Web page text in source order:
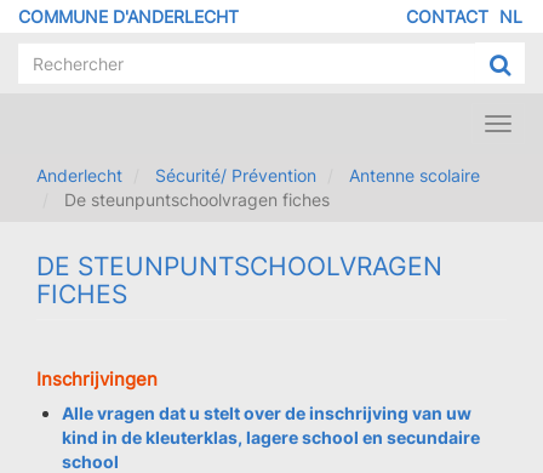
Aller
contenu
COMMUNE D'ANDERLECHT NL
DE
CONTACT
Anderlecht
Sécurité/ Prévention
Antenne scolaire
De steunpuntschoolvragen fiches
DE STEUNPUNTSCHOOLVRAGEN
FICHES
Inschrijvingen
Alle vragen dat u stelt over de inschrijving van uw
kind in de kleuterklas, lagere school en secundaire
school